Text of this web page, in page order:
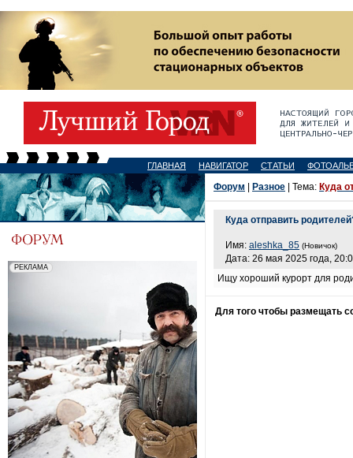
ГЛАВНАЯ НАВИГАТОР СТАТЬИ
Форум Разное | Тема: Куда
Куда отправить
Имя: aleshka_85 (Новичок)
Дата: 26 мая 2025 года,
Ищу хороший курорт для
Для того чтобы размещать